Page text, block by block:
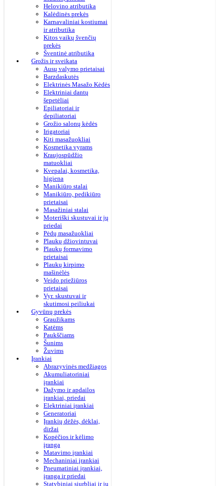
Helovino atributika
Kalėdinės prekės
Karnavaliniai kostiumai
ir atributika
Kitos vaikų švenčių
prekės
Šventinė atributika
Grožis ir sveikata
Ausų valymo prietaisai
Barzdaskutės
Elektrinės Masažo Kėdės
Elektriniai dantų
šepetėliai
Epiliatoriai ir
depiliatoriai
Grožio salonų kėdės
Irigatoriai
Kiti masažuokliai
Kosmetika vyrams
Kraujospūdžio
matuokliai
Kvepalai, kosmetika,
higiena
Manikiūro stalai
Manikiūro, pedikiūro
prietaisai
Masažiniai stalai
Moteriški skustuvai ir jų
priedai
Pėdų masažuokliai
Plaukų džiovintuvai
Plaukų formavimo
prietaisai
Plaukų kirpimo
mašinėlės
Veido priežiūros
prietaisai
Vyr. skustuvai ir
skutimosi peiliukai
Gyvūnų prekės
Graužikams
Katėms
Paukščiams
Šunims
Žuvims
Įrankiai
Abrazyvinės medžiagos
Akumuliatoriniai
įrankiai
Dažymo ir apdailos
įrankiai, priedai
Elektriniai įrankiai
Generatoriai
Įrankių dėžės, dėklai,
diržai
Kopėčios ir kėlimo
įranga
Matavimo įrankiai
Mechaniniai įrankiai
Pneumatiniai įrankiai,
įranga ir priedai
Statybiniai siurbliai ir jų